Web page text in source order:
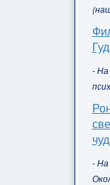
- На
- На